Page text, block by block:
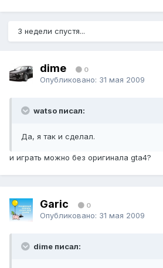
3 недели спустя...
dime 0
Опубликовано: 31 мая 2009
watso писал:
Да, я так и сделал.
и играть можно без оригинала gta4?
Garic 0
Опубликовано: 31 мая 2009
dime писал: